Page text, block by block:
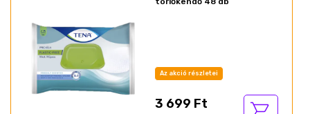
Az akció részletei
3 699 Ft